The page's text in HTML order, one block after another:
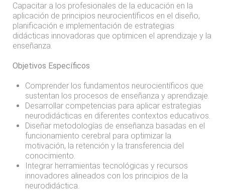
Capacitar a los profesionales de la educación en la
aplicación de principios neurocientíficos en el diseño,
planificación e implementación de estrategias
didácticas innovadoras que optimicen el aprendizaje y la
enseñanza.
Objetivos Específicos
Comprender los fundamentos neurocientíficos que
sustentan los procesos de enseñanza y aprendizaje.
Desarrollar competencias para aplicar estrategias
neurodidácticas en diferentes contextos educativos.
Diseñar metodologías de enseñanza basadas en el
funcionamiento cerebral para optimizar la
motivación, la retención y la transferencia del
conocimiento.
Integrar herramientas tecnológicas y recursos
innovadores alineados con los principios de la
neurodidáctica.